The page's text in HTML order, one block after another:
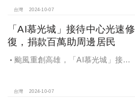
價率5％。
台灣 2024-10-07
「AI慕光城」接待中心光速修
復，捐款百萬助周邊居民
颱風重創高雄，「AI慕光城」接待
民復原家園
台灣 2024-10-07